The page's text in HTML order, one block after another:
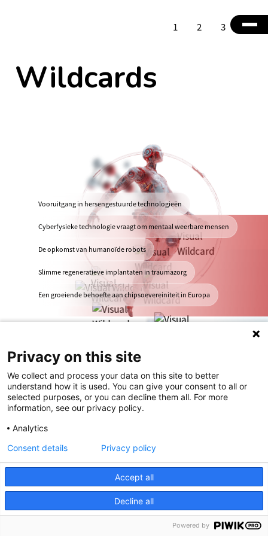
1 2 3 4
Wildcards
Vooruitgang in hersengestuurde technologieën
Cyberfysieke technologie vraagt om mentaal weerbare mensen
De opkomst van humanoïde robots
Slimme regeneratieve implantaten in traumazorg
Een groeiende behoefte aan chipsoevereiniteit in Europa
Inleiding
Voortbouwend op de vorige
thematische hoofdstukken biedt dit
Privacy on this site
We collect and process your data on this site to better
understand how it is used. You can give your consent to all or
selected purposes, or you can decline them all. For more
information, see our privacy policy.
Analytics
Accept all
Decline all
Consent details Privacy policy
Powered by